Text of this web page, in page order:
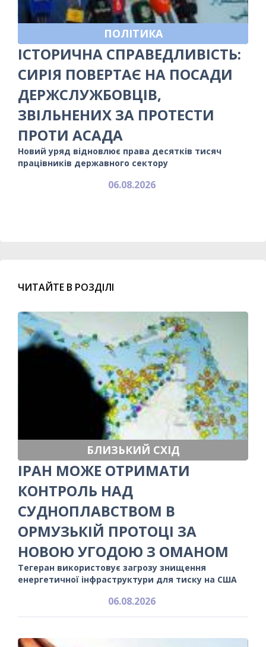
ПОЛІТИКА
ІСТОРИЧНА СПРАВЕДЛИВІСТЬ:
СИРІЯ ПОВЕРТАЄ НА ПОСАДИ
ДЕРЖСЛУЖБОВЦІВ,
ЗВІЛЬНЕНИХ ЗА ПРОТЕСТИ
ПРОТИ АСАДА
Новий уряд відновлює права десятків тисяч
працівників державного сектору
06.08.2026
ЧИТАЙТЕ В РОЗДІЛІ
БЛИЗЬКИЙ СХІД
ІРАН МОЖЕ ОТРИМАТИ
КОНТРОЛЬ НАД
СУДНОПЛАВСТВОМ В
ОРМУЗЬКІЙ ПРОТОЦІ ЗА
НОВОЮ УГОДОЮ З ОМАНОМ
Тегеран використовує загрозу знищення
енергетичної інфраструктури для тиску на США
06.08.2026